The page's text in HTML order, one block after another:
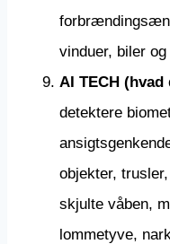
vinduer, biler
AI TECH (hvad
detektere
objekter,
skjulte våben,
lommetyve,